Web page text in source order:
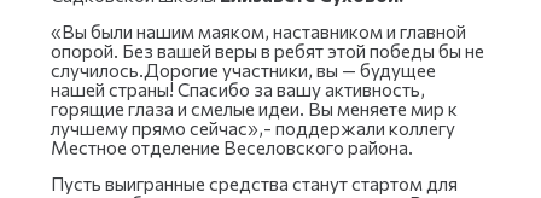
«Вы были нашим маяком, наставником и главной
опорой. Без вашей веры в ребят этой победы бы не
случилось.Дорогие участники, вы — будущее
нашей страны! Спасибо за вашу активность,
горящие глаза и смелые идеи. Вы меняете мир к
лучшему прямо сейчас»,- поддержали коллегу
Местное отделение Веселовского района.
Пусть выигранные средства станут стартом для